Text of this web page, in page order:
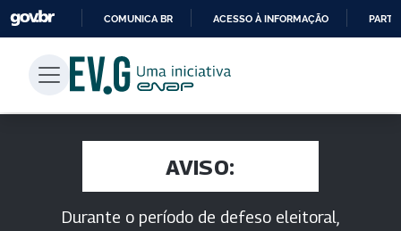
PARA
CONTEÚDO
COMUNICA BR ACESSO À INFORMAÇÃO
AVISO:
Durante o período de defeso eleitoral,